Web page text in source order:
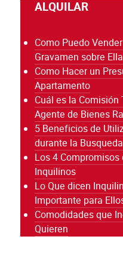
ALQUILAR
Como Puedo
Gravamen sobre Ella
Como Hacer un
Apartamento
Cuál es la
Agente de Bienes
5 Beneficios de
durante la
Los 4
Inquilinos
Lo Que dicen
Importante para
Comodidades que
Quieren